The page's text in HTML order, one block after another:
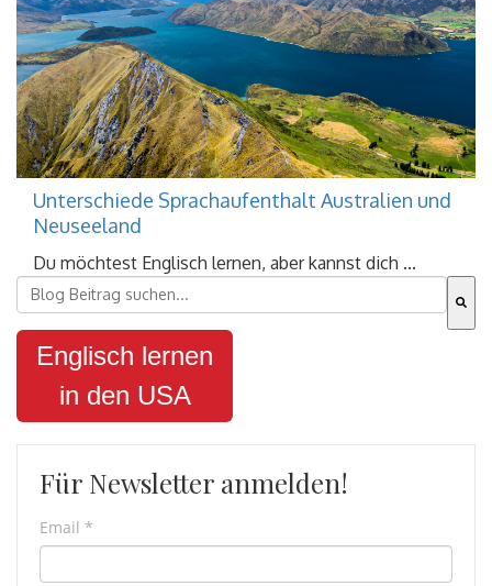
Unterschiede Sprachaufenthalt Australien und
Neuseeland
Du möchtest Englisch lernen, aber kannst dich ...
Dies ist ein Suchfeld mit einer automatischen
Es gibt keine Vorschläge, da das Suchfeld leer ist.
Englisch lernen
in den USA
Für Newsletter anmelden!
Email *